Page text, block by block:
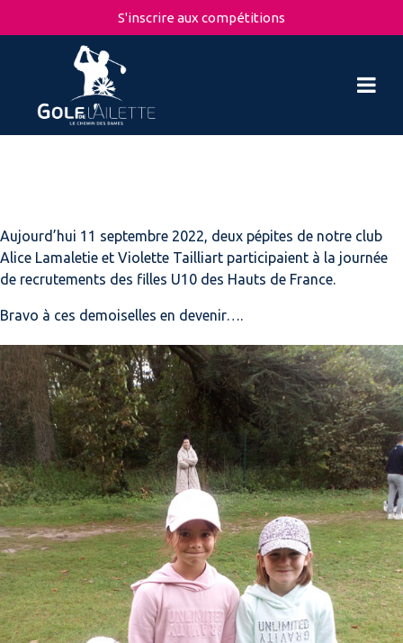
S'inscrire aux compétitions
Aujourd’hui 11 septembre 2022, deux pépites de notre club
Alice Lamaletie et Violette Tailliart participaient à la journée
de recrutements des filles U10 des Hauts de France.
Bravo à ces demoiselles en devenir….